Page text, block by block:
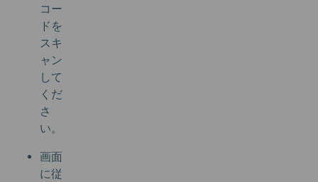
コー
ドを
スキ
ャン
して
くだ
さ
い。
画面
に従